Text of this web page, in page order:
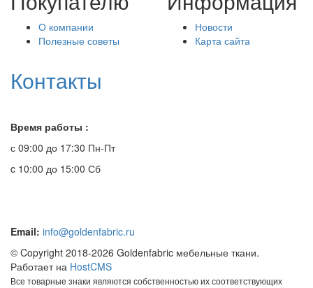
О компании
Полезные советы
Новости
Карта сайта
Контакты
Время работы :
с 09:00 до 17:30 Пн-Пт
c 10:00 до 15:00 Сб
Email: info@goldenfabric.ru
© Copyright 2018-2026 Goldenfabric мебельные ткани.
Работает на HostCMS
Все товарные знаки являются собственностью их соответствующих